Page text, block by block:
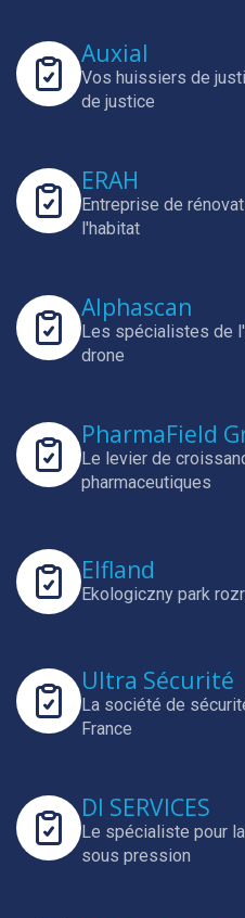
Auxial
Vos huissiers de
de justice
ERAH
Entreprise de
l'habitat
Alphascan
Les spécialistes de
drone
PharmaField
Le levier de
pharmaceutiques
Elfland
Ekologiczny park
Ultra Sécurité
La société de
France
DI SERVICES
Le spécialiste pour
sous pression